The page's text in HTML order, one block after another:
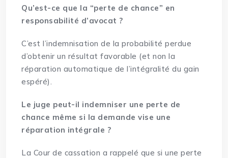
Qu’est-ce que la “perte de chance” en
responsabilité d’avocat ?
C’est l’indemnisation de la probabilité perdue
d’obtenir un résultat favorable (et non la
réparation automatique de l’intégralité du gain
espéré).
Le juge peut-il indemniser une perte de
chance même si la demande vise une
réparation intégrale ?
La Cour de cassation a rappelé que si une perte